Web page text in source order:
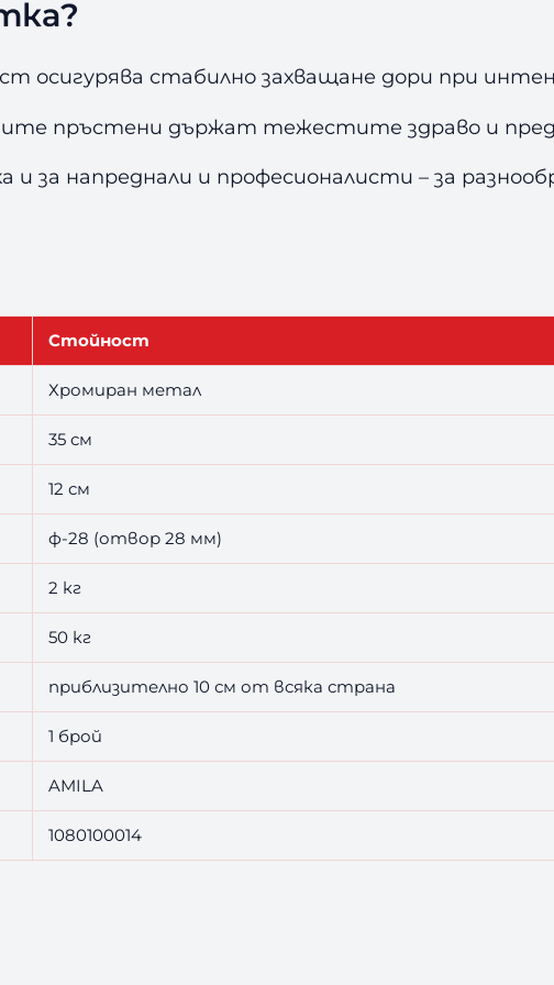
осигурява стабилно захващане дори при
пръстени държат тежестите здраво и
за напреднали и професионалисти – за
Стойност
Хромиран метал
35 см
12 см
ф-28 (отвор 28 мм)
2 кг
50 кг
приблизително 10 см от всяка страна
1 брой
AMILA
1080100014